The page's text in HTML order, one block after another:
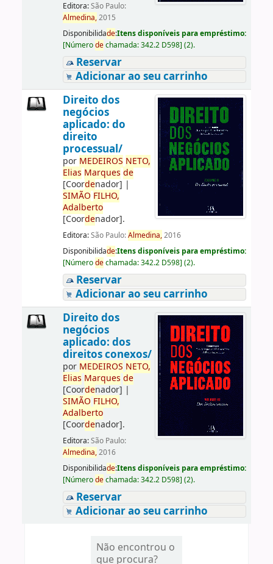
Editora:São Paulo:
Almedina,2015
Disponibilidade:Itens disponíveis para empréstimo:
[Númerodechamada:342.2 D598] (2).
Reservar
Adicionar ao seu carrinho
Direito dos
negócios
aplicado: do
direito
processual/
por MEDEIROS NETO,
Elias Marques de
[Coordenador] |
SIMÃO FILHO,
Adalberto
[Coordenador].
Editora:São Paulo:Almedina,2016
Disponibilidade:Itens disponíveis para empréstimo:
[Númerodechamada:342.2 D598] (2).
Reservar
Adicionar ao seu carrinho
Direito dos
negócios
aplicado: dos
direitos conexos/
por MEDEIROS NETO,
Elias Marques de
[Coordenador] |
SIMÃO FILHO,
Adalberto
[Coordenador].
Editora:São Paulo:
Almedina,2016
Disponibilidade:Itens disponíveis para empréstimo:
[Númerodechamada:342.2 D598] (2).
Reservar
Adicionar ao seu carrinho
Não encontrou o
que procura?